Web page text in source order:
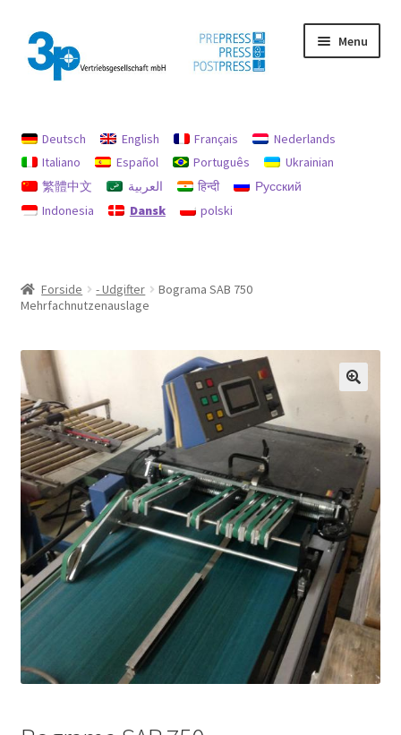
Spring
til
navigation
Spring
til
indhold
Menu
aftryk
Brugte maskiner
Søg
Deutsch English Français
Nederlands
Italiano
Español Português
Ukrainian
繁體中文
العربية हिन्दी
Русский
Indonesia
Dansk polski
Forside - Udgifter
Bograma SAB 750
Mehrfachnutzenauslage